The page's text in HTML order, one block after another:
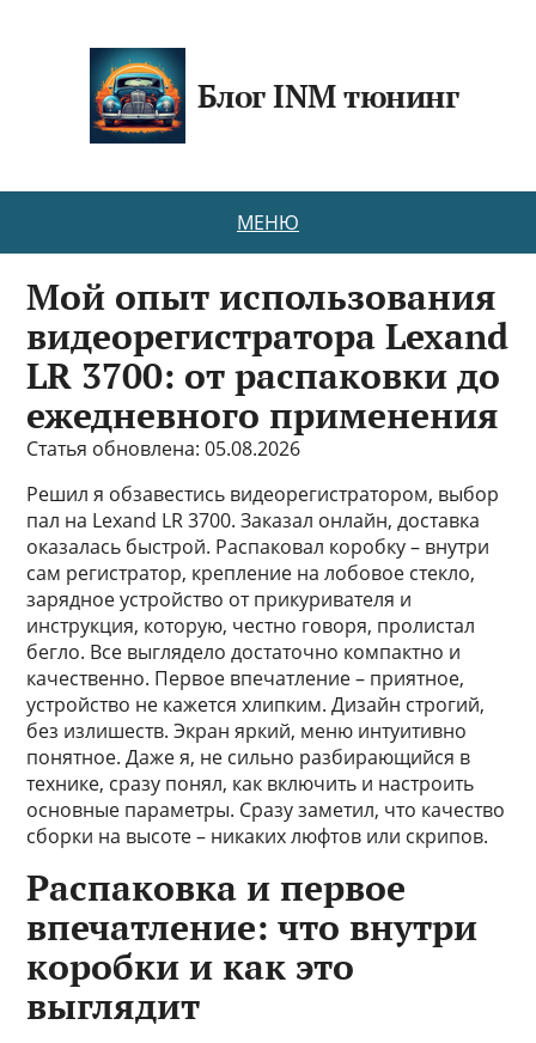
Блог INM тюнинг
МЕНЮ
Мой опыт использования
видеорегистратора Lexand
LR 3700: от распаковки до
ежедневного применения
Статья обновлена: 05.08.2026
Решил я обзавестись видеорегистратором, выбор
пал на Lexand LR 3700. Заказал онлайн, доставка
оказалась быстрой. Распаковал коробку – внутри
сам регистратор, крепление на лобовое стекло,
зарядное устройство от прикуривателя и
инструкция, которую, честно говоря, пролистал
бегло. Все выглядело достаточно компактно и
качественно. Первое впечатление – приятное,
устройство не кажется хлипким. Дизайн строгий,
без излишеств. Экран яркий, меню интуитивно
понятное. Даже я, не сильно разбирающийся в
технике, сразу понял, как включить и настроить
основные параметры. Сразу заметил, что качество
сборки на высоте – никаких люфтов или скрипов.
Распаковка и первое
впечатление: что внутри
коробки и как это
выглядит